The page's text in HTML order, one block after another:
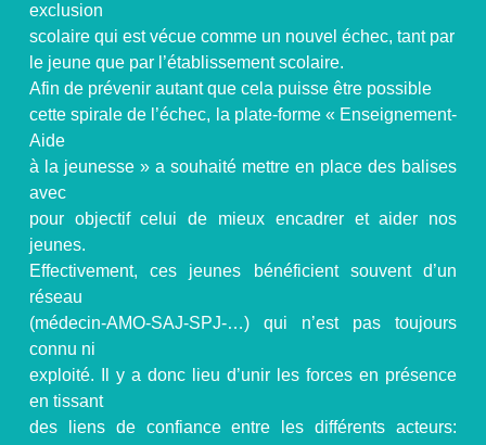
exclusion
scolaire qui est vécue comme un nouvel échec, tant par
le jeune que par l’établissement scolaire.
Afin de prévenir autant que cela puisse être possible
cette spirale de l’échec, la plate-forme « Enseignement-
Aide
à la jeunesse » a souhaité mettre en place des balises
avec
pour objectif celui de mieux encadrer et aider nos
jeunes.
Effectivement, ces jeunes bénéficient souvent d’un
réseau
(médecin-AMO-SAJ-SPJ-…) qui n’est pas toujours
connu ni
exploité. Il y a donc lieu d’unir les forces en présence
en tissant
des liens de confiance entre les différents acteurs: